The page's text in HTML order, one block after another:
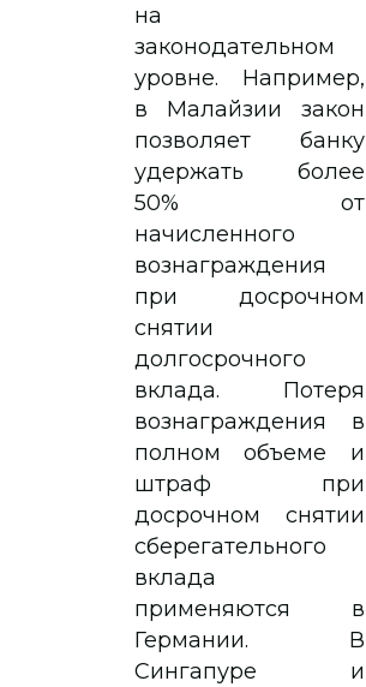
на
законодательном
уровне. Например,
в Малайзии закон
позволяет банку
удержать более
50% от
начисленного
вознаграждения
при досрочном
снятии
долгосрочного
вклада. Потеря
вознаграждения в
полном объеме и
штраф при
досрочном снятии
сберегательного
вклада
применяются в
Германии. В
Сингапуре и